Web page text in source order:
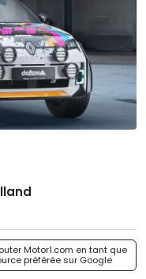
Motor1.com en tant que
préférée sur Google